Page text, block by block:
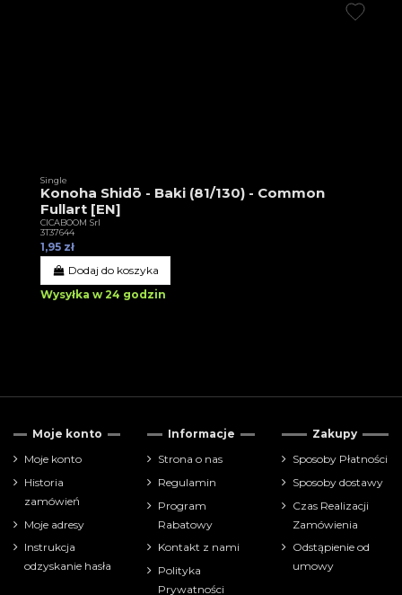
Single
Konoha Shidō - Baki (81/130) - Common
Fullart [EN]
CICABOOM Srl
3T37644
1,95 zł
Dodaj do koszyka
Wysyłka w 24 godzin
Moje konto
Moje konto
Historia
zamówień
Moje adresy
Instrukcja
odzyskanie hasła
Informacje
Strona o nas
Regulamin
Program
Rabatowy
Kontakt z nami
Polityka
Prywatności
Zakupy
Sposoby Płatności
Sposoby dostawy
Czas Realizacji
Zamówienia
Odstąpienie od
umowy